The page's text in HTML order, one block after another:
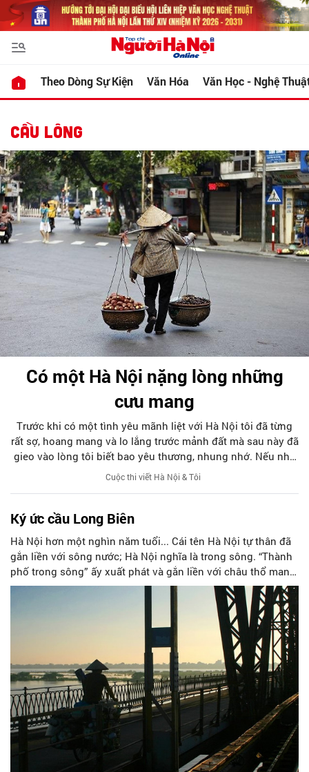
Theo Dòng Sự Kiện Văn Hóa Văn Học - Nghệ
CẦU LÔNG
Có một Hà Nội nặng lòng những
cưu mang
Trước khi có một tình yêu mãnh liệt với Hà Nội tôi đã từng
rất sợ, hoang mang và lo lắng trước mảnh đất mà sau này đã
gieo vào lòng tôi biết bao yêu thương, nhung nhớ. Nếu như
ngày nhỏ mỗi lần được "vinh dự" cùng bố về Thủ đô cảm
xúc khi ấy của tôi là sự háo hức, niềm vui sướng bởi khi ấy
vẫn luôn có bờ vai vững chãi, bóng hình mạnh mẽ là bố bảo
tế, thăm Thủ đô thì bên cạnh tôi vẫn có thật nhiều thầy cô,
bạn bè để dựa dẫm nên cái cảm giác sợ hãi, choáng ngợp về
một Thủ đô hoa lệ không hiện hữu trong suy nghĩ của tôi.
Cuộc thi viết Hà Nội & Tôi
Ký ức cầu Long Biên
Hà Nội hơn một nghìn năm tuổi... Cái tên Hà Nội tự thân đã
gắn liền với sông nước; Hà Nội nghĩa là trong sông. “Thành
phố trong sông” ấy xuất phát và gắn liền với châu thổ mang
tên một dòng sông lớn: Sông Hồng. Và vì vậy, những cây
cầu bắc qua sông không chỉ nối đôi bờ ở khía cạnh giao
thông mà còn kết nối cả không gian, tình cảm và trở thành
những người bạn thầm lặng, bền bỉ sẻ chia cùng những